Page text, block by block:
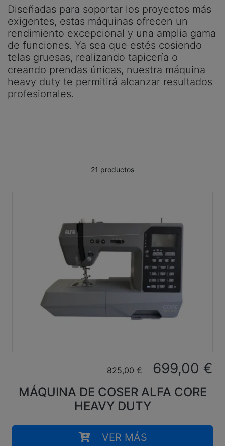
Diseñadas para soportar los proyectos más
exigentes, estas máquinas ofrecen un
rendimiento excepcional y una amplia gama
de funciones. Ya sea que estés cosiendo
telas gruesas, realizando tapicería o
creando prendas únicas, nuestra máquina
heavy duty te permitirá alcanzar resultados
profesionales.
21 productos
825,00 € 699,00 €
MÁQUINA DE COSER ALFA CORE
HEAVY DUTY
VER MÁS